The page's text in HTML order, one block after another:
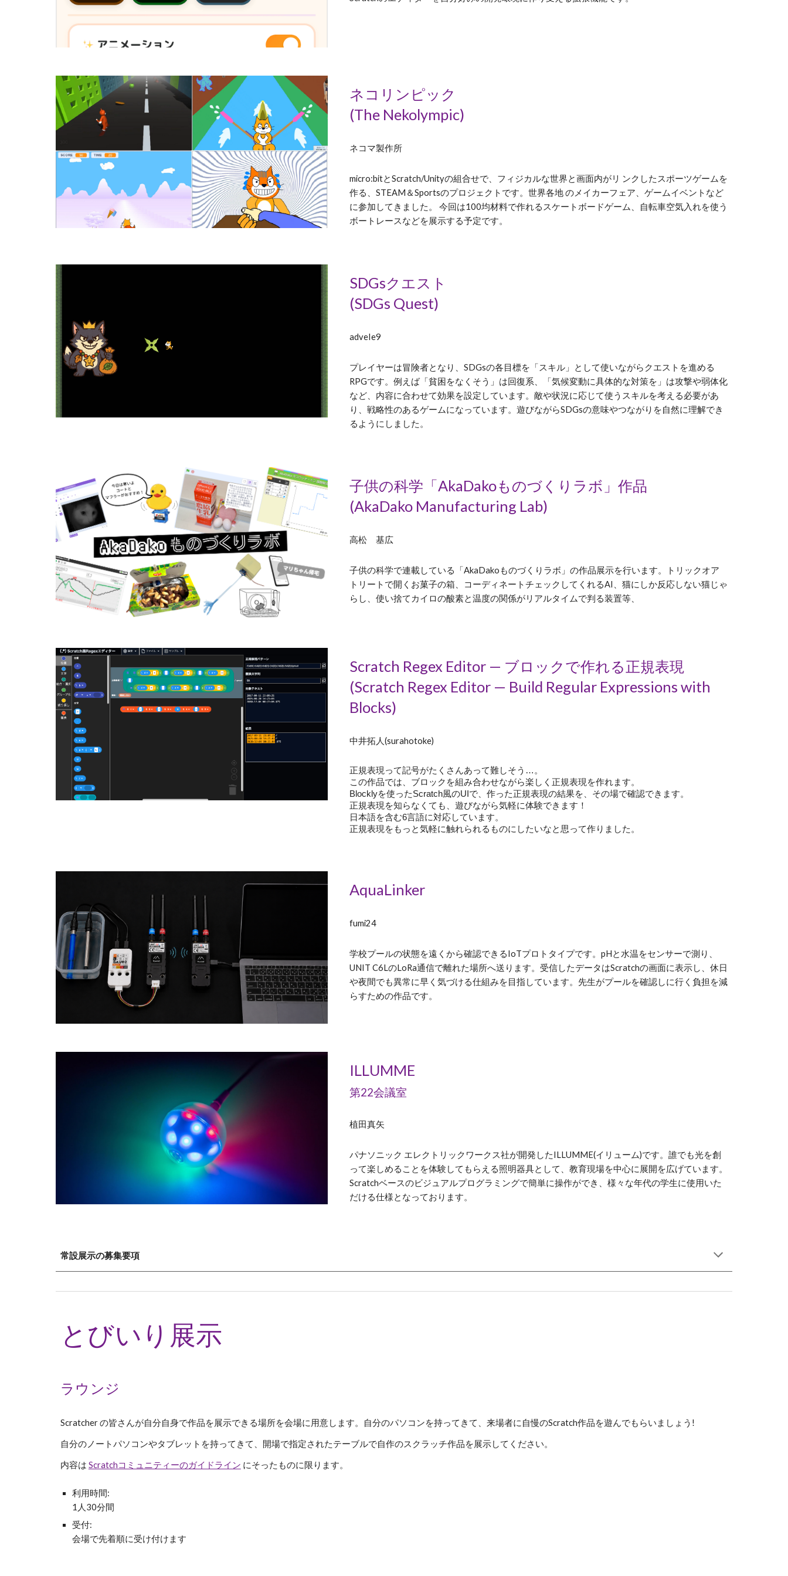
ネコリンピック
(The Nekolympic)
ネコマ製作所
micro:bitとScratch/Unityの組合せで、フィジカルな世界と画面内がリ ンクしたスポーツゲームを
作る、STEAM＆Sportsのプロジェクトです。世界各地 のメイカーフェア、ゲームイベントなど
に参加してきました。 今回は100均材料で作れるスケートボードゲーム、自転車空気入れを使う
ボートレースなどを展示する予定です。
SDGsクエスト
(SDGs Quest)
adveIe9
プレイヤーは冒険者となり、SDGsの各目標を「スキル」として使いながらクエストを進める
RPGです。例えば「貧困をなくそう」は回復系、「気候変動に具体的な対策を」は攻撃や弱体化
など、内容に合わせて効果を設定しています。敵や状況に応じて使うスキルを考える必要があ
り、戦略性のあるゲームになっています。遊びながらSDGsの意味やつながりを自然に理解でき
るようにしました。
子供の科学「AkaDakoものづくりラボ」作品
(AkaDako Manufacturing Lab)
高松 基広
子供の科学で連載している「AkaDakoものづくりラボ」の作品展示を行います。トリックオア
トリートで開くお菓子の箱、コーディネートチェックしてくれるAI、猫にしか反応しない猫じゃ
らし、使い捨てカイロの酸素と温度の関係がリアルタイムで判る装置等、
Scratch Regex Editor — ブロックで作れる正規表現
(Scratch Regex Editor — Build Regular Expressions with
Blocks)
中井拓人(surahotoke)
正規表現って記号がたくさんあって難しそう…。
この作品では、ブロックを組み合わせながら楽しく正規表現を作れます。
Blocklyを使ったScratch風のUIで、作った正規表現の結果を、その場で確認できます。
正規表現を知らなくても、遊びながら気軽に体験できます！
日本語を含む6言語に対応しています。
正規表現をもっと気軽に触れられるものにしたいなと思って作りました。
AquaLinker
fumi24
学校プールの状態を遠くから確認できるIoTプロトタイプです。pHと水温をセンサーで測り、
UNIT C6LのLoRa通信で離れた場所へ送ります。受信したデータはScratchの画面に表示し、休日
や夜間でも異常に早く気づける仕組みを目指しています。先生がプールを確認しに行く負担を減
らすための作品です。
ILLUMME
第22会議室
植田真矢
パナソニック エレクトリックワークス社が開発したILLUMME(イリューム)です。誰でも光を創
って楽しめることを体験してもらえる照明器具として、教育現場を中心に展開を広げています。
Scratchベースのビジュアルプログラミングで簡単に操作ができ、様々な年代の学生に使用いた
だける仕様となっております。
常設展示の募集要項
とびいり展示
ラウンジ
Scratcher の皆さんが自分自身で作品を展示できる場所を会場に用意します。自分のパソコンを持ってきて、来場者に自慢のScratch作品を遊んでもらいましょう!
自分のノートパソコンやタブレットを持ってきて、 開場で指定されたテーブルで自作のスクラッチ作品を展示してください。
内容は Scratchコミュニティーのガイドライン にそったものに限ります。
利用時間:
1人30分間
受付:
会場で先着順に受け付けます